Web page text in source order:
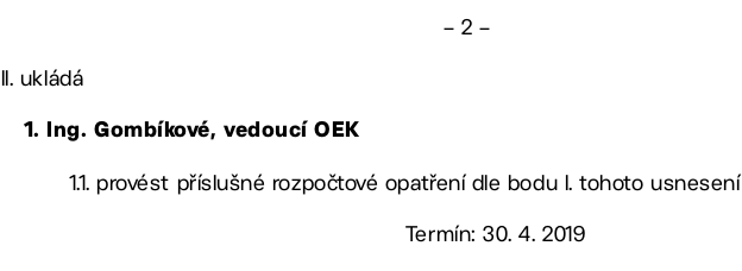
– 2 –
II. ukládá
1. Ing. Gombíkové, vedoucí OEK
1.1. provést příslušné rozpočtové opatření dle bodu I. tohoto usnesení
Termín: 30. 4. 2019